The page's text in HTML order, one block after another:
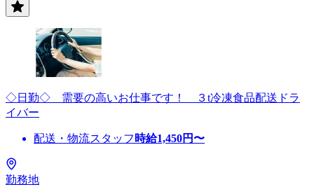
◇日勤◇ 需要の高いお仕事です！ ３t冷凍食品配送ドラ
イバー
配送・物流スタッフ 時給1,450円〜
勤務地